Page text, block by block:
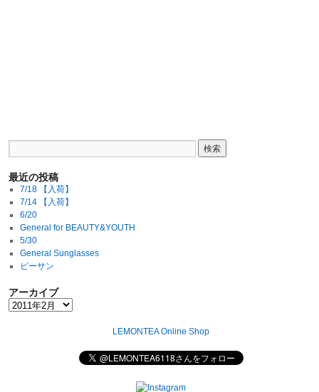
最近の投稿
7/18 【入荷】
7/14 【入荷】
6/20
General for BEAUTY&YOUTH
5/30
General Sunglasses
ビーサン
アーカイブ
LEMONTEA Online Shop